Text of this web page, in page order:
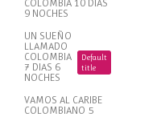
COLOMBIA 10 DIAS
9 NOCHES
UN SUEÑO
LLAMADO
COLOMBIA
7 DIAS 6
NOCHES
Default
title
VAMOS AL CARIBE
COLOMBIANO 5